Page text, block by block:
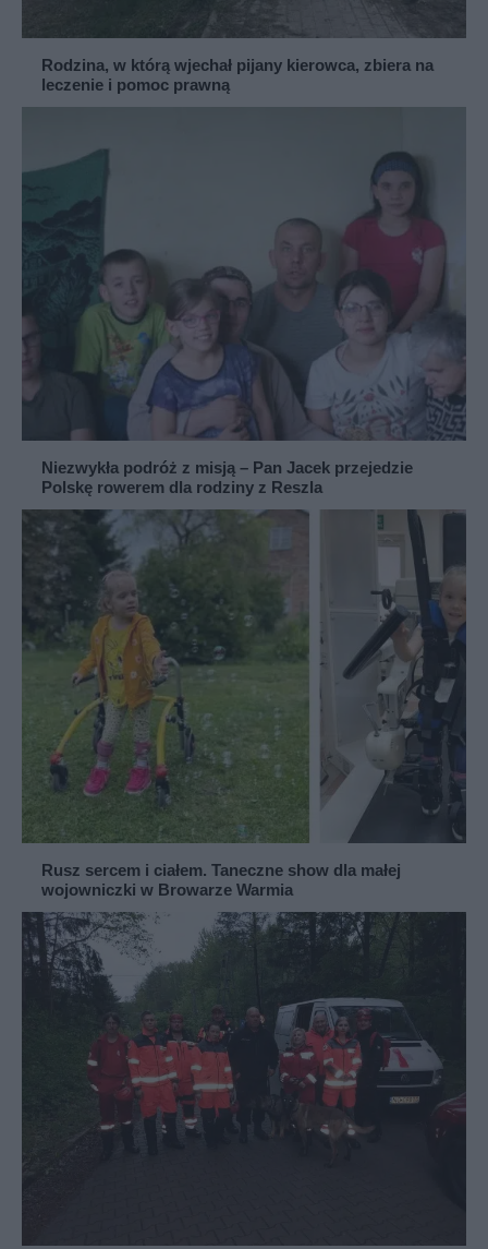
Rodzina, w którą wjechał pijany kierowca, zbiera na
leczenie i pomoc prawną
Niezwykła podróż z misją – Pan Jacek przejedzie
Polskę rowerem dla rodziny z Reszla
Rusz sercem i ciałem. Taneczne show dla małej
wojowniczki w Browarze Warmia